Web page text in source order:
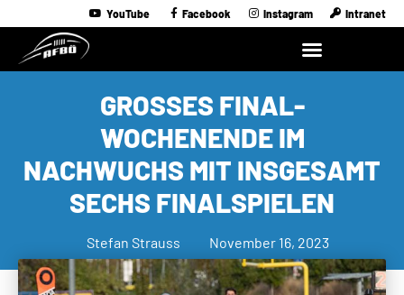
YouTube Facebook Instagram Intranet
GROSSES FINAL-W
OCHENENDE IM N
ACHWUCHS MIT INSGESAMT S
ECHS FINALSPIELEN
Stefan Strauss November 16, 2023